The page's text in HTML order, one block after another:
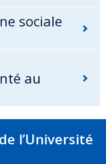
sociale
au
l’Université